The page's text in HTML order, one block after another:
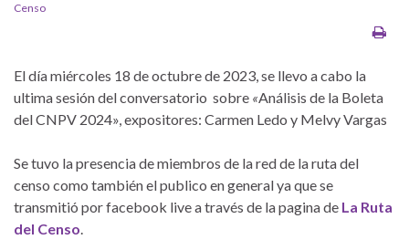
Censo
El día miércoles 18 de octubre de 2023, se llevo a cabo la
ultima sesión del conversatorio sobre «Análisis de la Boleta
del CNPV 2024», expositores: Carmen Ledo y Melvy Vargas
Se tuvo la presencia de miembros de la red de la ruta del
censo como también el publico en general ya que se
transmitió por facebook live a través de la pagina de La Ruta
del Censo.